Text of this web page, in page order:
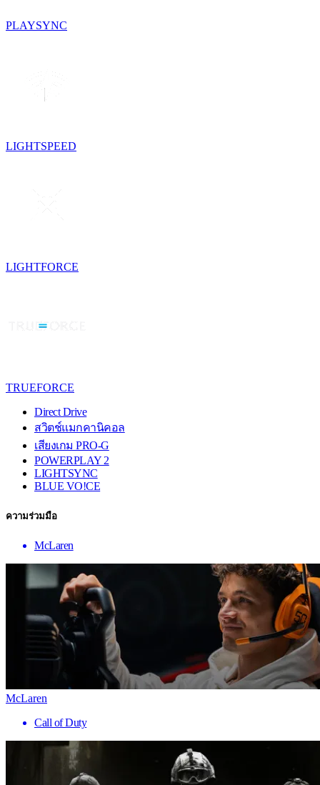
PLAYSYNC
LIGHTSPEED
LIGHTFORCE
TRUEFORCE
Direct Drive
สวิตช์แมกคานิคอล
เสียงเกม PRO-G
POWERPLAY 2
LIGHTSYNC
BLUE VO!CE
ความร่วมมือ
McLaren
McLaren
Call of Duty